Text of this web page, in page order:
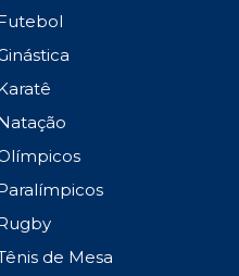
de Mesa